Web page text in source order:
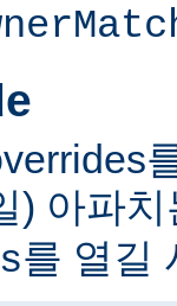
) 아파
를 열길